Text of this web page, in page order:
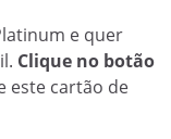
e quer
Clique no botão
este cartão de